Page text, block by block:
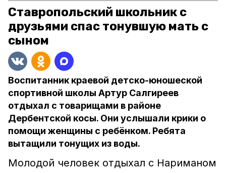
Ставропольский школьник с
друзьями спас тонувшую мать с
сыном
Воспитанник краевой детско-юношеской
спортивной школы Артур Салгиреев
отдыхал с товарищами в районе
Дербентской косы. Они услышали крики о
помощи женщины с ребёнком. Ребята
вытащили тонущих из воды.
Молодой человек отдыхал с Нариманом